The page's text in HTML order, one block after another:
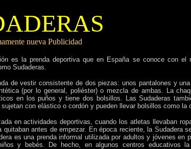
nueva Publicidad
es la prenda deportiva que en España se conoce con el
Sudaderas.
de vestir consistente de dos piezas: unos pantalones y una
(por lo general, poliéster) o mezcla de ambas. La
en los puños y tiene dos bolsillos. Las Sudaderas
con elástico o cordón y pueden llevar bolsillos como la
en actividades deportivas, cuando los atletas llevaban
antes de empezar. En época reciente, la Sudadera
es una prenda informal utilizada por adultos y jóvenes en
y bebés. De hecho, en algunos centros educativos la